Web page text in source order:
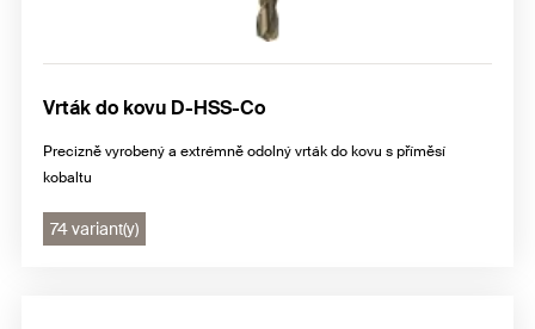
Vrták do kovu D-HSS-Co
Precizně vyrobený a extrémně odolný vrták do kovu s příměsí
kobaltu
74 variant(y)